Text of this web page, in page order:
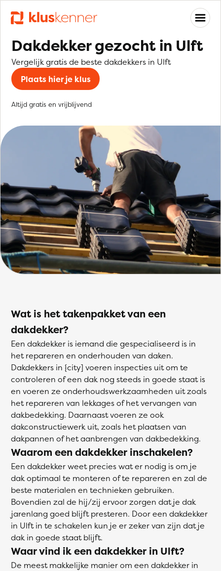
Dakdekker gezocht in Ulft
Vergelijk gratis de beste dakdekkers in Ulft
Plaats hier je klus
Altijd gratis en vrijblijvend
Wat is het takenpakket van een
dakdekker?
Een dakdekker is iemand die gespecialiseerd is in
het repareren en onderhouden van daken.
Dakdekkers in {city] voeren inspecties uit om te
controleren of een dak nog steeds in goede staat is
en voeren ze onderhoudswerkzaamheden uit zoals
het repareren van lekkages of het vervangen van
dakbedekking. Daarnaast voeren ze ook
dakconstructiewerk uit, zoals het plaatsen van
dakpannen of het aanbrengen van dakbedekking.
Waarom een dakdekker inschakelen?
Een dakdekker weet precies wat er nodig is om je
dak optimaal te monteren of te repareren en zal de
beste materialen en technieken gebruiken.
Bovendien zal de hij/zij ervoor zorgen dat je dak
jarenlang goed blijft presteren. Door een dakdekker
in Ulft in te schakelen kun je er zeker van zijn dat je
dak in goede staat blijft.
Waar vind ik een dakdekker in Ulft?
De meest makkelijke manier om een dakdekker in